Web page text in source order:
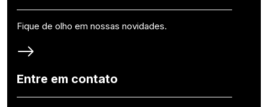
Fique de olho em nossas novidades.
Entre em contato